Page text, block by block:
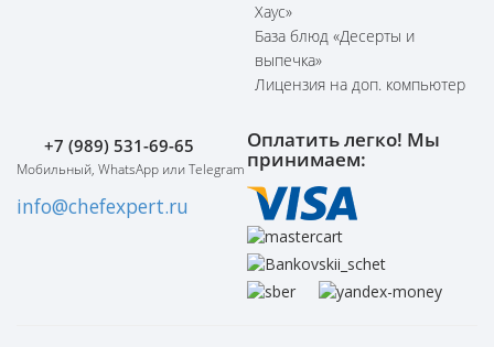
Хаус»
База блюд «Десерты и
выпечка»
Лицензия на доп. компьютер
+7 (989) 531-69-65
Мобильный, WhatsApp или Telegram
info@chefexpert.ru
Оплатить легко! Мы
принимаем: